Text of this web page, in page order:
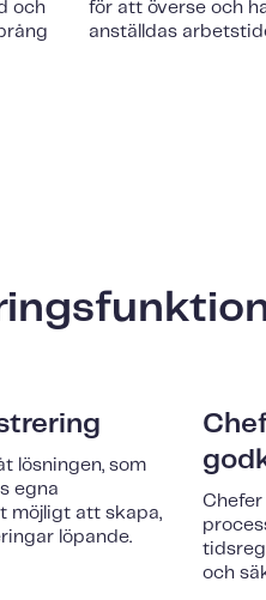
och
för att överse och
anställdas
lösningen, som
egna
möjligt att skapa,
löpande.
och